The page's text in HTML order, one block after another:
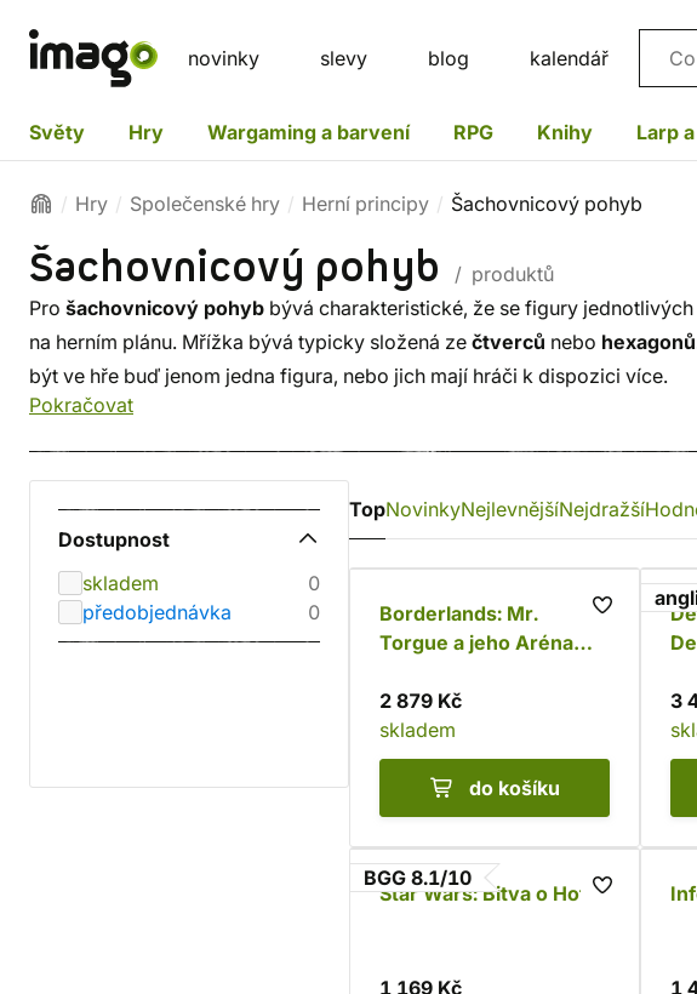
novinky slevy blog kalendář
Světy Hry Wargaming a barvení RPG Knihy Larp
Hry Společenské hry Herní principy Šachovnicový pohyb
Šachovnicový pohyb
/ produktů
Pro šachovnicový pohyb bývá charakteristické, že se figury
na herním plánu. Mřížka bývá typicky složená ze čtverců nebo hexagonů
být ve hře buď jenom jedna figura, nebo jich mají hráči k dispozici více.
Pokračovat
Dostupnost
skladem
0
předobjednávka
0
TopNovinkyNejlevnějšíNejdražší
Borderlands: Mr.
Torgue a jeho Aréna
2 879 Kč
skladem
do košíku
3
BGG 8.1/10
Star Wars: Bitva o Hoth
1 169 Kč
1